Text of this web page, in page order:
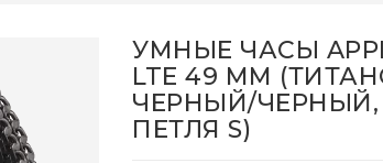
УМНЫЕ ЧАСЫ
LTE 49 ММ
ЧЕРНЫЙ/
ПЕТЛЯ S)